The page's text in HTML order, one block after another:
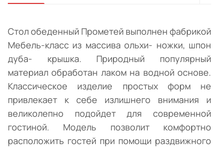
Стол обеденный Прометей выполнен фабрикой
Мебель-класс из массива ольхи- ножки, шпон
дуба- крышка. Природный популярный
материал обработан лаком на водной основе.
Классическое изделие простых форм не
привлекает к себе излишнего внимания и
великолепно подойдет для современной
гостиной. Модель позволит комфортно
расположить гостей при помощи раздвижного